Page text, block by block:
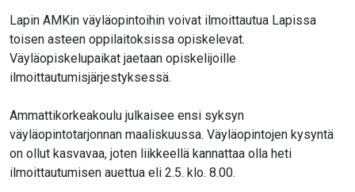
Lapin AMKin väyläopintoihin voivat ilmoittautua Lapissa
toisen asteen oppilaitoksissa opiskelevat.
Väyläopiskelupaikat jaetaan opiskelijoille
ilmoittautumisjärjestyksessä.
Ammattikorkeakoulu julkaisee ensi syksyn
väyläopintotarjonnan maaliskuussa. Väyläopintojen kysyntä
on ollut kasvavaa, joten liikkeellä kannattaa olla heti
ilmoittautumisen auettua eli 2.5. klo. 8.00.